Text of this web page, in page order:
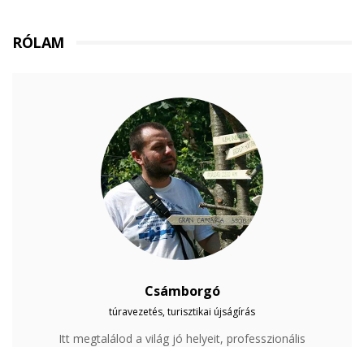
RÓLAM
Csámborgó
túravezetés, turisztikai újságírás
Itt megtalálod a világ jó helyeit, professzionális